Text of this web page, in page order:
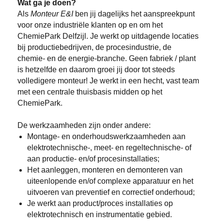
Wat ga je doen?
Als Monteur E&I ben jij dagelijks het aanspreekpunt
voor onze industriële klanten op en om het
ChemiePark Delfzijl. Je werkt op uitdagende locaties
bij productiebedrijven, de procesindustrie, de
chemie- en de energie-branche. Geen fabriek / plant
is hetzelfde en daarom groei jij door tot steeds
volledigere monteur! Je werkt in een hecht, vast team
met een centrale thuisbasis midden op het
ChemiePark.
De werkzaamheden zijn onder andere:
Montage- en onderhoudswerkzaamheden aan
elektrotechnische-, meet- en regeltechnische- of
aan productie- en/of procesinstallaties;
Het aanleggen, monteren en demonteren van
uiteenlopende en/of complexe apparatuur en het
uitvoeren van preventief en correctief onderhoud;
Je werkt aan product/proces installaties op
elektrotechnisch en instrumentatie gebied.